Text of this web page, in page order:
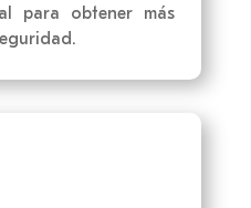
para obtener más